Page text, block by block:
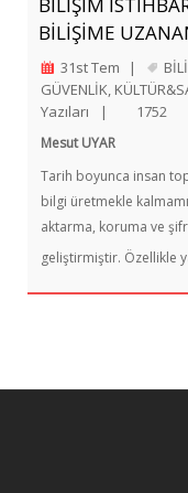
BİLİŞİME
31st Tem |
GÜVENLİK
Yazıları
| 1752
Mesut UYAR
Tarih boyunca insan
bilgi üretmekle
aktarma, koruma ve
geliştirmiştir. Özellikle